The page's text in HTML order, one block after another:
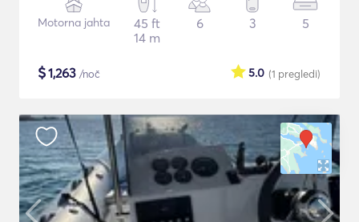
Motorna jahta
45 ft
14 m
6 3 5
$1,263 /noč (1 pregledi)
5.0